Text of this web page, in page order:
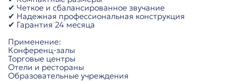
✔ Четкое и сбалансированное звучание
✔ Надежная профессиональная конструкция
✔ Гарантия 24 месяца
Применение:
Конференц-залы
Торговые центры
Отели и рестораны
Образовательные учреждения